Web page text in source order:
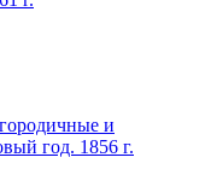
и
год. 1856 г.